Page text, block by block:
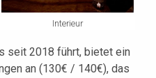
Interieur
seit 2018 führt, bietet ein
an (130€ / 140€), das